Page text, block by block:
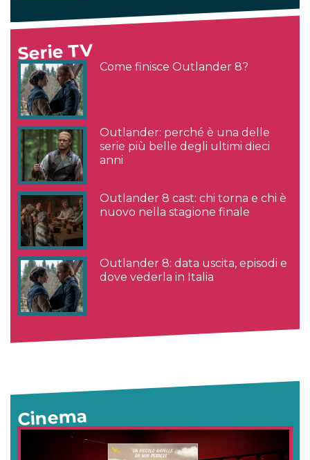
Serie TV
Come finisce Outlander 8?
Outlander: perché è una delle
serie più belle degli ultimi dieci
anni
Outlander 8 cast: chi torna e chi è
nuovo nella stagione finale
Outlander 8: data uscita, episodi e
dove vederla in Italia
Cinema